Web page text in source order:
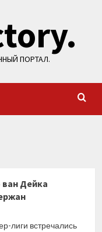
ПОРТАЛ.
Дейка
лиги встречались